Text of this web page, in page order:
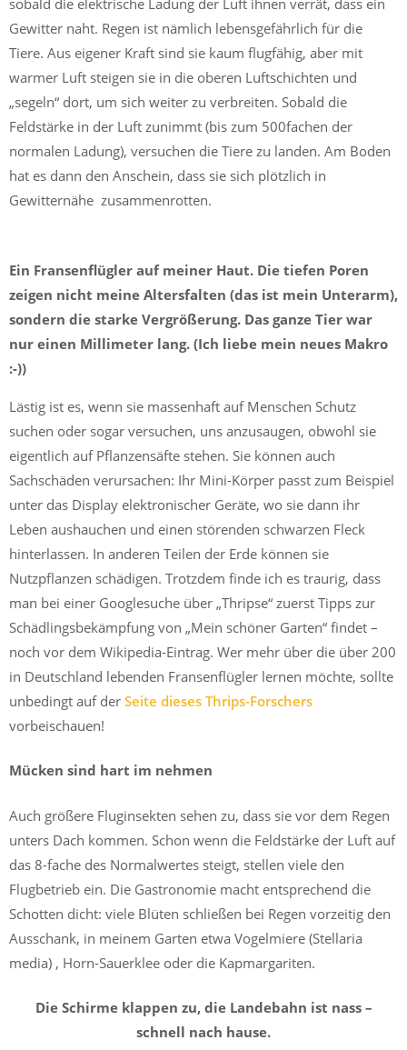
sobald die elektrische Ladung der Luft ihnen verrät, dass ein
Gewitter naht. Regen ist nämlich lebensgefährlich für die
Tiere. Aus eigener Kraft sind sie kaum flugfähig, aber mit
warmer Luft steigen sie in die oberen Luftschichten und
„segeln“ dort, um sich weiter zu verbreiten. Sobald die
Feldstärke in der Luft zunimmt (bis zum 500fachen der
normalen Ladung), versuchen die Tiere zu landen. Am Boden
hat es dann den Anschein, dass sie sich plötzlich in
Gewitternähe zusammenrotten.
Ein Fransenflügler auf meiner Haut. Die tiefen Poren
zeigen nicht meine Altersfalten (das ist mein Unterarm),
sondern die starke Vergrößerung. Das ganze Tier war
nur einen Millimeter lang. (Ich liebe mein neues Makro
:-))
Lästig ist es, wenn sie massenhaft auf Menschen Schutz
suchen oder sogar versuchen, uns anzusaugen, obwohl sie
eigentlich auf Pflanzensäfte stehen. Sie können auch
Sachschäden verursachen: Ihr Mini-Körper passt zum Beispiel
unter das Display elektronischer Geräte, wo sie dann ihr
Leben aushauchen und einen störenden schwarzen Fleck
hinterlassen. In anderen Teilen der Erde können sie
Nutzpflanzen schädigen. Trotzdem finde ich es traurig, dass
man bei einer Googlesuche über „Thripse“ zuerst Tipps zur
Schädlingsbekämpfung von „Mein schöner Garten“ findet –
noch vor dem Wikipedia-Eintrag. Wer mehr über die über 200
in Deutschland lebenden Fransenflügler lernen möchte, sollte
unbedingt auf der Seite dieses Thrips-Forschers
vorbeischauen!
Mücken sind hart im nehmen
Auch größere Fluginsekten sehen zu, dass sie vor dem Regen
unters Dach kommen. Schon wenn die Feldstärke der Luft auf
das 8-fache des Normalwertes steigt, stellen viele den
Flugbetrieb ein. Die Gastronomie macht entsprechend die
Schotten dicht: viele Blüten schließen bei Regen vorzeitig den
Ausschank, in meinem Garten etwa Vogelmiere (Stellaria
media) , Horn-Sauerklee oder die Kapmargariten.
Die Schirme klappen zu, die Landebahn ist nass –
schnell nach hause.